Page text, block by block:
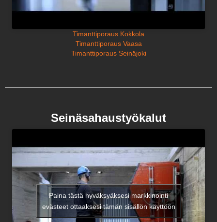
Timanttiporaus Kokkola
Timanttiporaus Vaasa
Timanttiporaus Seinäjoki
Seinäsahaustyökalut
Paina tästä hyväksyäksesi markkinointi
evästeet ottaaksesi tämän sisällön käyttöön